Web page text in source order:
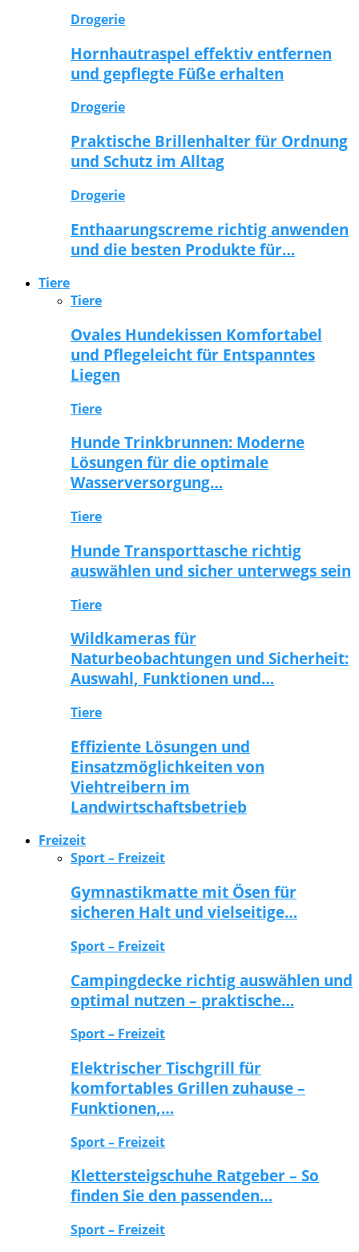
Drogerie
Hornhautraspel effektiv entfernen
und gepflegte Füße erhalten
Drogerie
Praktische Brillenhalter für Ordnung
und Schutz im Alltag
Drogerie
Enthaarungscreme richtig anwenden
und die besten Produkte für…
Tiere
Tiere
Ovales Hundekissen Komfortabel
und Pflegeleicht für Entspanntes
Liegen
Tiere
Hunde Trinkbrunnen: Moderne
Lösungen für die optimale
Wasserversorgung…
Tiere
Hunde Transporttasche richtig
auswählen und sicher unterwegs sein
Tiere
Wildkameras für
Naturbeobachtungen und Sicherheit:
Auswahl, Funktionen und…
Tiere
Effiziente Lösungen und
Einsatzmöglichkeiten von
Viehtreibern im
Landwirtschaftsbetrieb
Freizeit
Sport – Freizeit
Gymnastikmatte mit Ösen für
sicheren Halt und vielseitige…
Sport – Freizeit
Campingdecke richtig auswählen und
optimal nutzen – praktische…
Sport – Freizeit
Elektrischer Tischgrill für
komfortables Grillen zuhause –
Funktionen,…
Sport – Freizeit
Klettersteigschuhe Ratgeber – So
finden Sie den passenden…
Sport – Freizeit